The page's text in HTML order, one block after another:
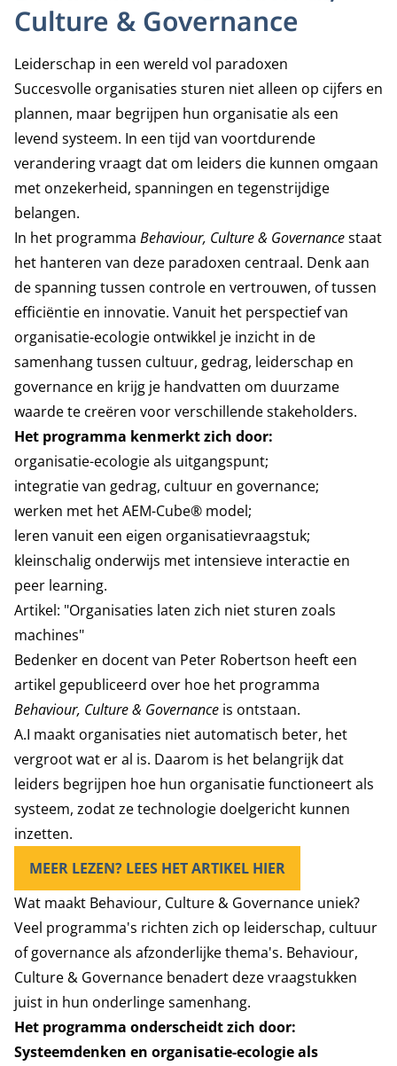
Culture & Governance
Leiderschap in een wereld vol paradoxen
Succesvolle organisaties sturen niet alleen op cijfers en
plannen, maar begrijpen hun organisatie als een
levend systeem. In een tijd van voortdurende
verandering vraagt dat om leiders die kunnen omgaan
met onzekerheid, spanningen en tegenstrijdige
belangen.
In het programma Behaviour, Culture & Governancestaat
het hanteren van deze paradoxen centraal. Denk aan
de spanning tussen controle en vertrouwen, of tussen
efficiëntie en innovatie. Vanuit het perspectief van
organisatie-ecologie ontwikkel je inzicht in de
samenhang tussen cultuur, gedrag, leiderschap en
governance en krijg je handvatten om duurzame
waarde te creëren voor verschillende stakeholders.
Het programma kenmerkt zich door:
organisatie-ecologie als uitgangspunt;
integratie van gedrag, cultuur en governance;
werken met het AEM-Cube® model;
leren vanuit een eigen organisatievraagstuk;
kleinschalig onderwijs met intensieve interactie en
peer learning.
Artikel: "Organisaties laten zich niet sturen zoals
machines"
Bedenker en docent van Peter Robertson heeft een
artikel gepubliceerd over hoe het programma
Behaviour, Culture & Governance is ontstaan.
A.I maakt organisaties niet automatisch beter, het
vergroot wat er al is. Daarom is het belangrijk dat
leiders begrijpen hoe hun organisatie functioneert als
systeem, zodat ze technologie doelgericht kunnen
inzetten.
MEER LEZEN? LEES HET ARTIKEL HIER
Wat maakt Behaviour, Culture & Governance uniek?
Veel programma's richten zich op leiderschap, cultuur
of governance als afzonderlijke thema's. Behaviour,
Culture & Governance benadert deze vraagstukken
juist in hun onderlinge samenhang.
Het programma onderscheidt zich door:
Systeemdenken en organisatie-ecologie als